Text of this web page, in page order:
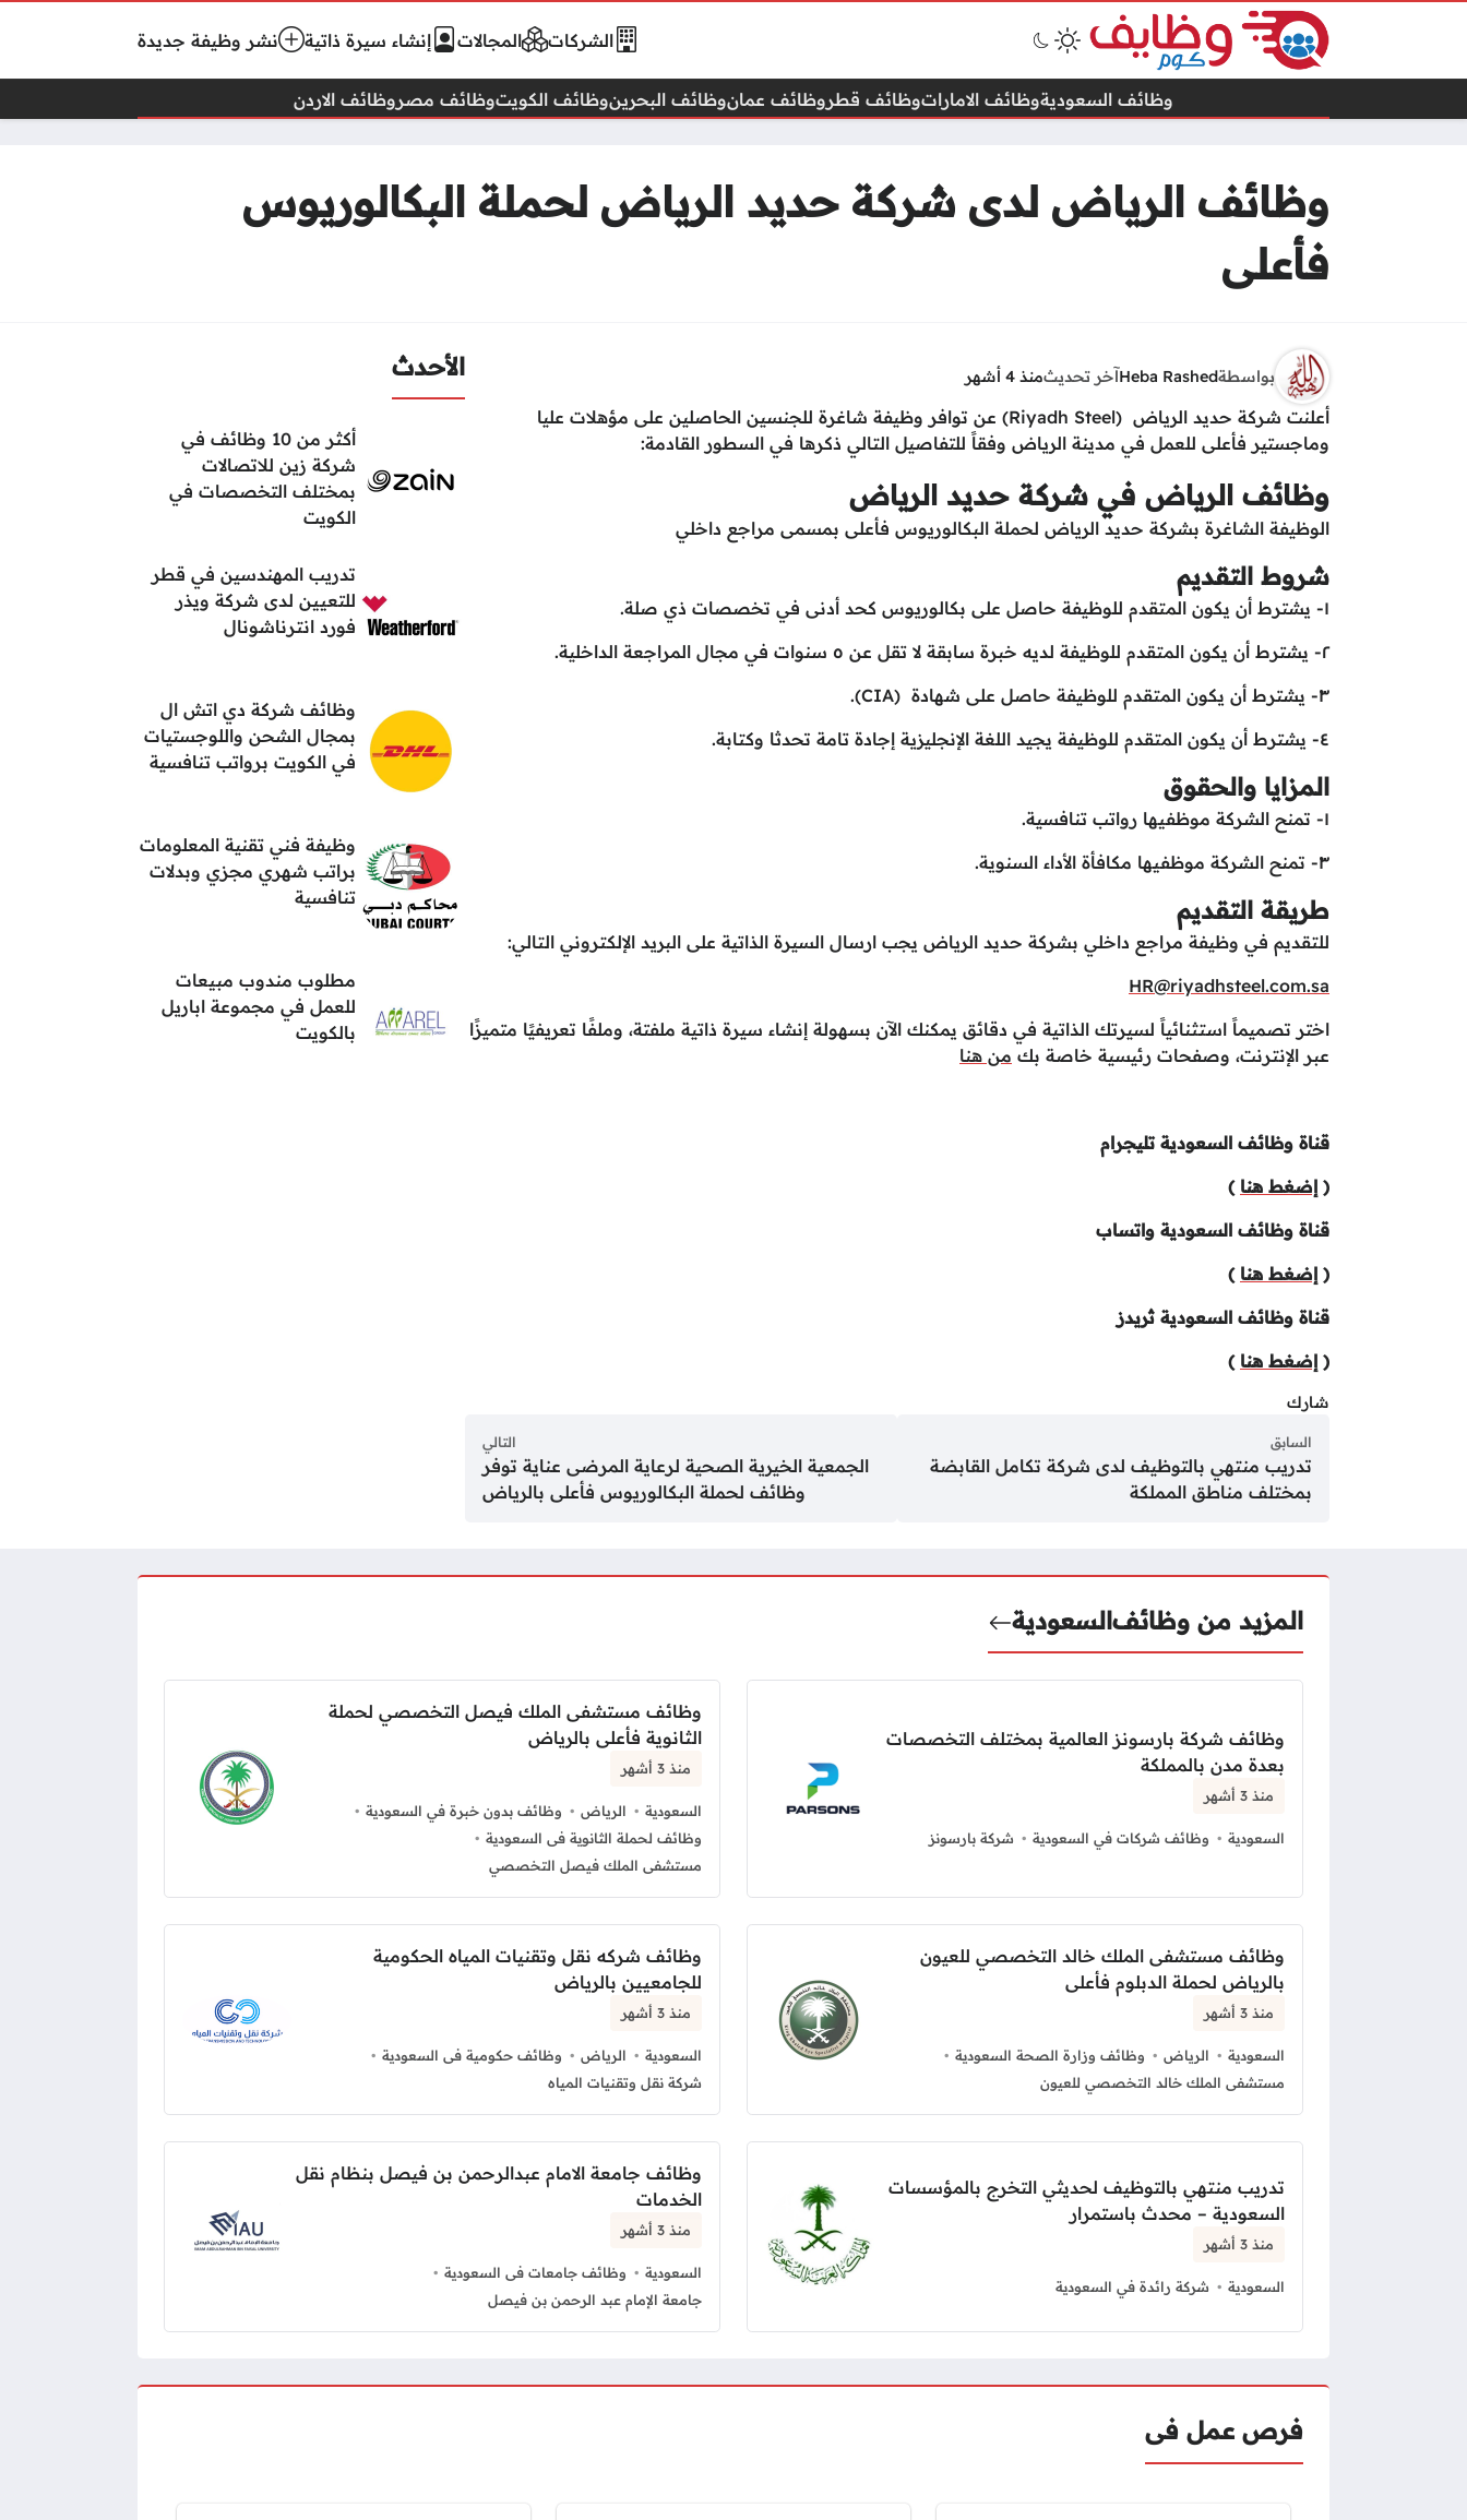
الشركات المجالات إنشاء سيرة ذاتية نشر وظيفة جديدة
وظائف السعوديةوظائف الاماراتوظائف قطروظائف عمانوظائف البحرينوظائف الكويتوظائف مصروظائف الاردن
وظائف الرياض لدى شركة حديد الرياض لحملة البكالوريوس
فأعلى
الأحدث
أكثر من 10 وظائف في
شركة زين للاتصالات
بمختلف التخصصات في
الكويت
تدريب المهندسين في قطر
للتعيين لدى شركة ويذر
فورد انترناشونال
وظائف شركة دي اتش ال
بمجال الشحن واللوجستيات
في الكويت برواتب تنافسية
وظيفة فني تقنية المعلومات
براتب شهري مجزي وبدلات
تنافسية
مطلوب مندوب مبيعات
للعمل في مجموعة اباريل
بالكويت
بواسطةHeba Rashedآخر تحديثمنذ 4 أشهر
أعلنت شركة حديد الرياض (Riyadh Steel) عن توافر وظيفة شاغرة للجنسين الحاصلين على مؤهلات عليا
وماجستير فأعلى للعمل في مدينة الرياض وفقاً للتفاصيل التالي ذكرها في السطور القادمة:
وظائف الرياض في شركة حديد الرياض
الوظيفة الشاغرة بشركة حديد الرياض لحملة البكالوريوس فأعلى بمسمى مراجع داخلي
شروط التقديم
١- يشترط أن يكون المتقدم للوظيفة حاصل على بكالوريوس كحد أدنى في تخصصات ذي صلة.
٢- يشترط أن يكون المتقدم للوظيفة لديه خبرة سابقة لا تقل عن ٥ سنوات في مجال المراجعة الداخلية.
٣- يشترط أن يكون المتقدم للوظيفة حاصل على شهادة (CIA).
٤- يشترط أن يكون المتقدم للوظيفة يجيد اللغة الإنجليزية إجادة تامة تحدثا وكتابة.
المزايا والحقوق
١- تمنح الشركة موظفيها رواتب تنافسية.
٣- تمنح الشركة موظفيها مكافأة الأداء السنوية.
طريقة التقديم
للتقديم في وظيفة مراجع داخلي بشركة حديد الرياض يجب ارسال السيرة الذاتية على البريد الإلكتروني التالي:
HR@riyadhsteel.com.sa
اختر تصميماً استثنائياً لسيرتك الذاتية في دقائق يمكنك الآن بسهولة إنشاء سيرة ذاتية ملفتة، وملفًا تعريفيًا متميزًا
عبر الإنترنت، وصفحات رئيسية خاصة بك من هنا
قناة وظائف السعودية تليجرام
( إضغط هنا )
قناة وظائف السعودية واتساب
( إضغط هنا )
قناة وظائف السعودية ثريدز
( إضغط هنا )
شارك
السابق
تدريب منتهي بالتوظيف لدى شركة تكامل القابضة
بمختلف مناطق المملكة
التالي
الجمعية الخيرية الصحية لرعاية المرضى عناية توفر
وظائف لحملة البكالوريوس فأعلى بالرياض
المزيد من وظائفالسعودية
وظائف شركة بارسونز العالمية بمختلف التخصصات
بعدة مدن بالمملكة
منذ 3 أشهر
السعودية وظائف شركات في السعودية شركة بارسونز
وظائف مستشفى الملك فيصل التخصصي لحملة
الثانوية فأعلى بالرياض
منذ 3 أشهر
السعودية الرياض
وظائف بدون خبرة في السعودية
وظائف لحملة الثانوية فى السعودية
مستشفى الملك فيصل التخصصي
وظائف مستشفى الملك خالد التخصصي للعيون
بالرياض لحملة الدبلوم فأعلى
منذ 3 أشهر
السعودية الرياض
وظائف وزارة الصحة السعودية
مستشفى الملك خالد التخصصي للعيون
وظائف شركه نقل وتقنيات المياه الحكومية
للجامعيين بالرياض
منذ 3 أشهر
السعودية الرياض
وظائف حكومية فى السعودية
شركة نقل وتقنيات المياه
تدريب منتهي بالتوظيف لحديثي التخرج بالمؤسسات
السعودية – محدث باستمرار
منذ 3 أشهر
السعودية شركة رائدة في السعودية
وظائف جامعة الامام عبدالرحمن بن فيصل بنظام نقل
الخدمات
منذ 3 أشهر
السعودية
وظائف جامعات فى السعودية
جامعة الإمام عبد الرحمن بن فيصل
فرص عمل فى